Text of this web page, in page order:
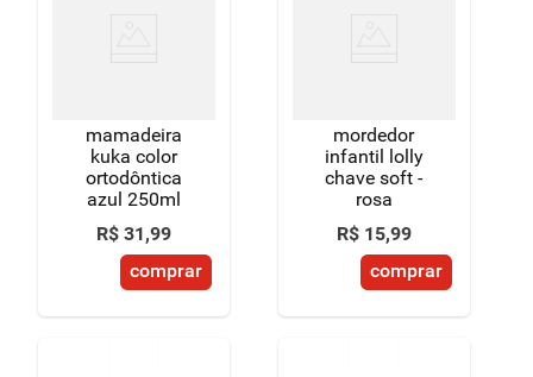
mamadeira
kuka color
ortodôntica
azul 250ml
R$ 31,99
comprar
mordedor
infantil lolly
chave soft -
rosa
R$ 15,99
comprar